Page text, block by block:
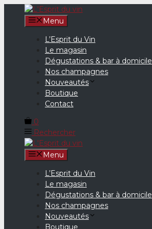
contenu
Menu
L’Esprit du Vin
Le magasin
Dégustations & bar à domicile
Nos champagnes
Nouveautés
Boutique
Contact
0
Rechercher
Menu
L’Esprit du Vin
Le magasin
Dégustations & bar à domicile
Nos champagnes
Nouveautés
Boutique